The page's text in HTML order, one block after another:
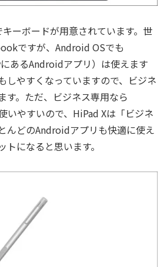
ーボードが用意されています。世
ですが、Android OSでも
あるAndroidアプリ）は使えます
しやすくなっていますので、ビジネ
す。ただ、ビジネス専用なら
いやすいので、HiPad Xは「ビジネ
んどのAndroidアプリも快適に使え
になると思います。